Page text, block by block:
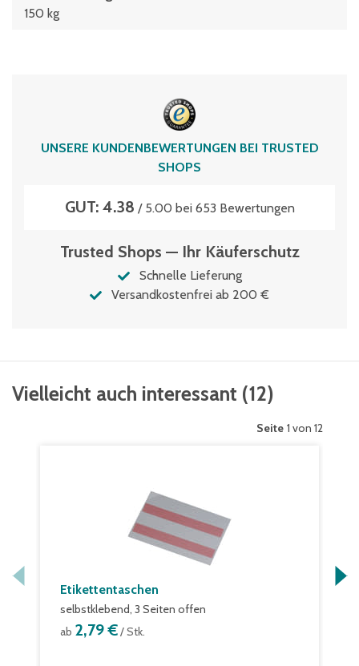
150 kg
UNSERE KUNDENBEWERTUNGEN BEI TRUSTED
SHOPS
GUT: 4.38 / 5.00 bei 653 Bewertungen
Trusted Shops — Ihr Käuferschutz
Schnelle Lieferung
Versandkostenfrei ab 200 €
Vielleicht auch interessant (12)
Seite 1 von 12
Etikettentaschen
selbstklebend, 3 Seiten offen
ab 2,79 €/ Stk.